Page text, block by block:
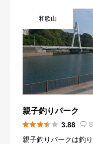
伊水道から暖かい海
釣り（真鯛、石鯛、
が楽しめます。 又大
ハゲ、他）魚種が豊
深は10m以上あり、
しむことが出来ます
行くことができます
園、又釣り場におい
売店横に簡易トイレ
り公園内を、移動販
和歌山
親子釣りパーク
 3.88  8
親子釣りパークは釣